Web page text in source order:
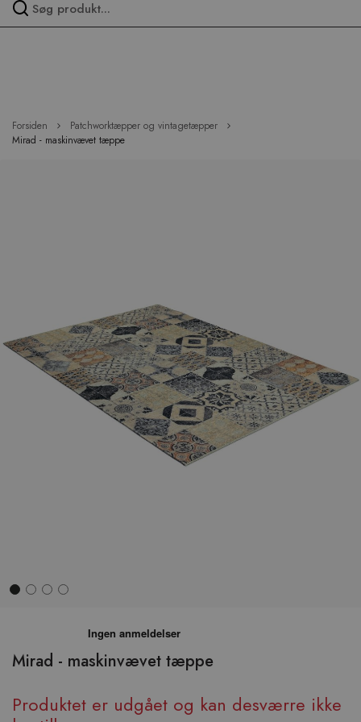
Forsiden
Patchworktæpper og vintagetæpper
Mirad - maskinvævet tæppe
Mirad - maskinvævet tæppe
Produktet er udgået og kan desværre ikke
begyndelsen
af